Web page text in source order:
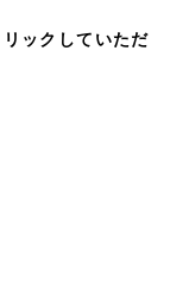
ックしていただ